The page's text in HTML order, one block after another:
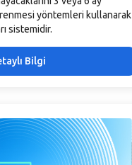
yöntemleri kullanarak
sistemidir.
Bilgi